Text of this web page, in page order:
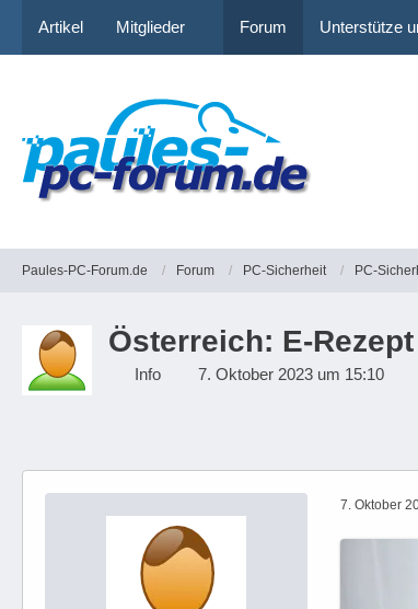
Artikel Mitglieder Forum Unterstütze
Paules-PC-Forum.de Forum PC-Sicherheit PC-
Österreich: E-
Info 7. Oktober 2023 um 15:10
7. Oktober